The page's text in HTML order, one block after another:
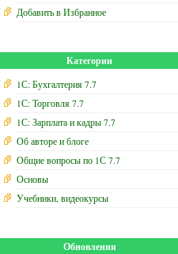
Добавить в Избранное
Категории
1С: Бухгалтерия 7.7
1С: Торговля 7.7
1С: Зарплата и кадры 7.7
Об авторе и блоге
Общие вопросы по 1С 7.7
Основы
Учебники, видеокурсы
Обновления